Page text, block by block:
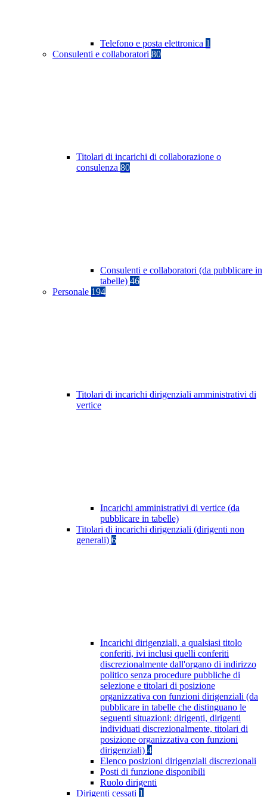
Telefono e posta elettronica 1
Consulenti e collaboratori 80
Titolari di incarichi di collaborazione o
consulenza 80
Consulenti e collaboratori (da pubblicare in
tabelle) 46
Personale 194
Titolari di incarichi dirigenziali amministrativi di
vertice
Incarichi amministrativi di vertice (da
pubblicare in tabelle)
Titolari di incarichi dirigenziali (dirigenti non
generali) 6
Incarichi dirigenziali, a qualsiasi titolo
conferiti, ivi inclusi quelli conferiti
discrezionalmente dall'organo di indirizzo
politico senza procedure pubbliche di
selezione e titolari di posizione
organizzativa con funzioni dirigenziali (da
pubblicare in tabelle che distinguano le
seguenti situazioni: dirigenti, dirigenti
individuati discrezionalmente, titolari di
posizione organizzativa con funzioni
dirigenziali) 4
Elenco posizioni dirigenziali discrezionali
Posti di funzione disponibili
Ruolo dirigenti
Dirigenti cessati 1